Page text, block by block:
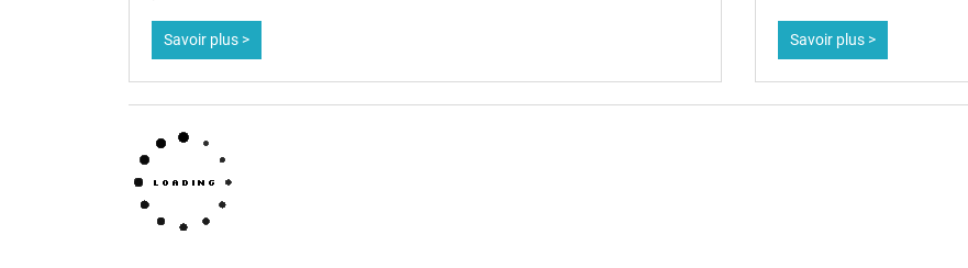
PCT
PSE
SEC
Service de Contrôle Technique
Savoir plus > Savoir plus >